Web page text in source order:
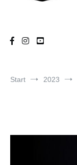
Start 2023